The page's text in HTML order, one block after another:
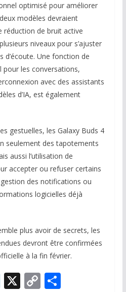
optimisé pour améliorer
modèles devraient
réduction de bruit active
niveaux pour s’ajuster
d’écoute. Une fonction de
les conversations,
avec des assistants
d’IA, est également
gestuelles, les Galaxy Buds 4
seulement des tapotements
aussi l’utilisation de
accepter ou refuser certains
des notifications ou
logicielles déjà
plus avoir de secrets, les
devront être confirmées
à la fin février.
Li X C P